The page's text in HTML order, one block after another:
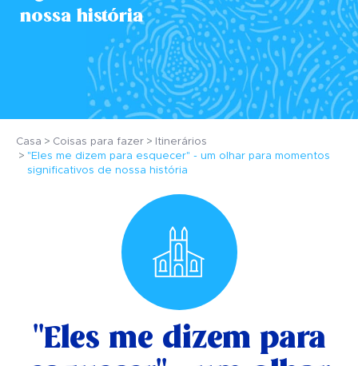
nossa história
Casa Coisas para fazer
Itinerários
"Eles me dizem para esquecer" - um olhar para momentos
significativos de nossa história
"Eles me dizem para